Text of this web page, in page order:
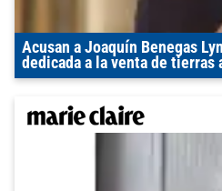
Acusan a Joaquín Benegas
dedicada a la venta de tierras